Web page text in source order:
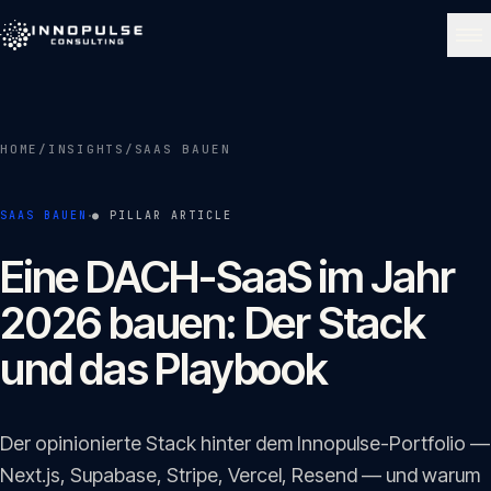
Über uns 02
Leistungen
Portfolio 04
HOME / INSIGHTS / SAAS BAUEN
SAAS BAUEN ·● PILLAR ARTICLE
Eine DACH-SaaS im Jahr
2026 bauen: Der Stack
und das Playbook
Der opinionierte Stack hinter dem Innopulse-Portfolio —
Next.js, Supabase, Stripe, Vercel, Resend — und warum